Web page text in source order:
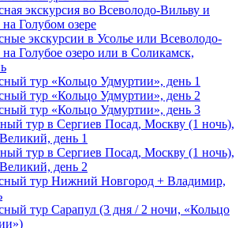
экскурсия во Всеволодо-Вильву и
Голубом озере
экскурсии в Усолье или Всеволодо-
на Голубое озеро или в Соликамск,
тур «Кольцо Удмуртии», день 1
тур «Кольцо Удмуртии», день 2
тур «Кольцо Удмуртии», день 3
тур в Сергиев Посад, Москву (1 ночь),
день 1
тур в Сергиев Посад, Москву (1 ночь),
день 2
тур Нижний Новгород + Владимир,
тур Сарапул (3 дня / 2 ночи, «Кольцо